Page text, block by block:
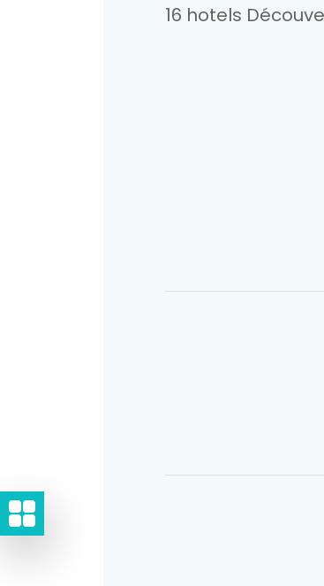
16 hotels